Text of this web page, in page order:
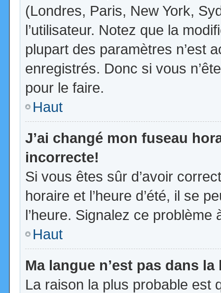
(Londres, Paris, New York,
l’utilisateur. Notez que la
plupart des paramètres n’est
enregistrés. Donc si vous
pour le faire.
Haut
J’ai changé mon fuseau
incorrecte!
Si vous êtes sûr d’avoir
horaire et l’heure d’été, il se
l’heure. Signalez ce problème
Haut
Ma langue n’est pas dans la
La raison la plus probable est